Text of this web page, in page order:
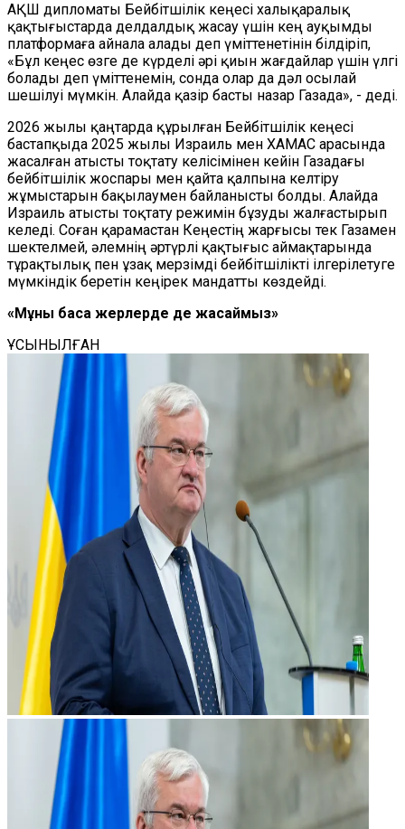
АҚШ дипломаты Бейбітшілік кеңесі халықаралық
қақтығыстарда делдалдық жасау үшін кең ауқымды
платформаға айнала алады деп үміттенетінін білдіріп,
«Бұл кеңес өзге де күрделі әрі қиын жағдайлар үшін үлгі
болады деп үміттенемін, сонда олар да дәл осылай
шешілуі мүмкін. Алайда қазір басты назар Газада», - деді.
2026 жылы қаңтарда құрылған Бейбітшілік кеңесі
бастапқыда 2025 жылы Израиль мен ХАМАС арасында
жасалған атысты тоқтату келісімінен кейін Газадағы
бейбітшілік жоспары мен қайта қалпына келтіру
жұмыстарын бақылаумен байланысты болды. Алайда
Израиль атысты тоқтату режимін бұзуды жалғастырып
келеді. Соған қарамастан Кеңестің жарғысы тек Газамен
шектелмей, әлемнің әртүрлі қақтығыс аймақтарында
тұрақтылық пен ұзақ мерзімді бейбітшілікті ілгерілетуге
мүмкіндік беретін кеңірек мандатты көздейді.
«Мұны басқа жерлерде де жасаймыз»
ҰСЫНЫЛҒАН